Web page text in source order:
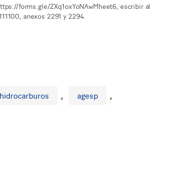
forms.gle/ZXq1oxYoNAwMheet6, escribir al
anexos 2291 y 2294.
hidrocarburos , agesp ,